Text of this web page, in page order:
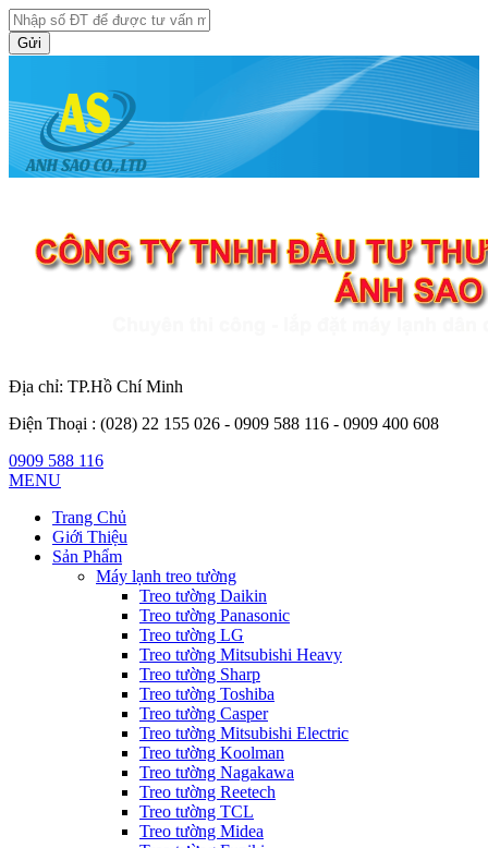
Gửi
Địa chỉ: TP.Hồ Chí Minh
Điện Thoại : (028) 22 155 026 - 0909 588 116 - 0909 400 608
0909 588 116
MENU
Trang Chủ
Giới Thiệu
Sản Phẩm
Máy lạnh treo tường
Treo tường Daikin
Treo tường Panasonic
Treo tường LG
Treo tường Mitsubishi Heavy
Treo tường Sharp
Treo tường Toshiba
Treo tường Casper
Treo tường Mitsubishi Electric
Treo tường Koolman
Treo tường Nagakawa
Treo tường Reetech
Treo tường TCL
Treo tường Midea